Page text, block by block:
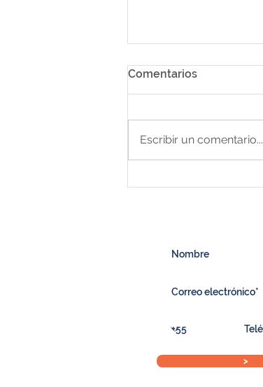
Comentarios
Escribir un comentario...
>